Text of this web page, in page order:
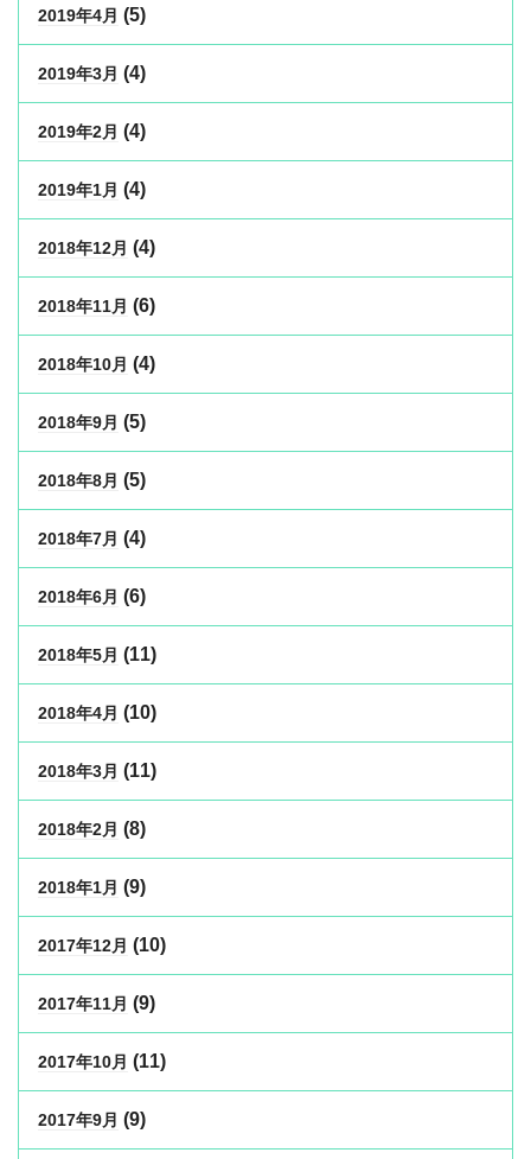
2019年4月 (5)
2019年3月 (4)
2019年2月 (4)
2019年1月 (4)
2018年12月 (4)
2018年11月 (6)
2018年10月 (4)
2018年9月 (5)
2018年8月 (5)
2018年7月 (4)
2018年6月 (6)
2018年5月 (11)
2018年4月 (10)
2018年3月 (11)
2018年2月 (8)
2018年1月 (9)
2017年12月 (10)
2017年11月 (9)
2017年10月 (11)
2017年9月 (9)